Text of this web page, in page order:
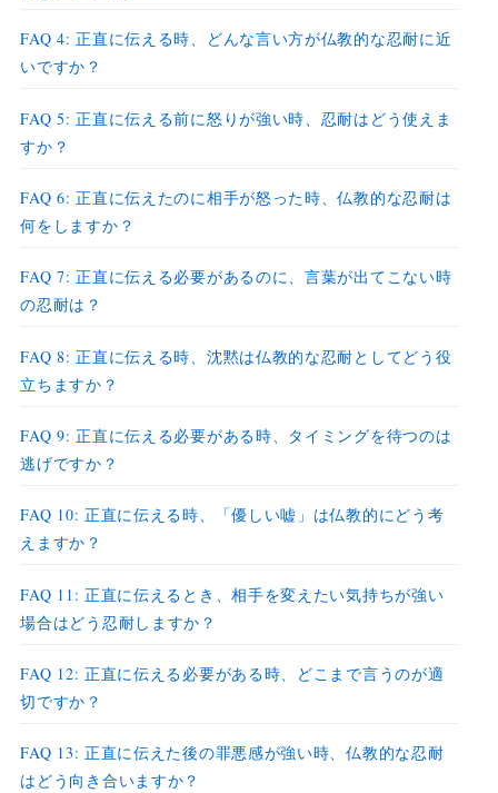
FAQ 4: 正直に伝える時、どんな言い方が仏教的な忍耐に近
いですか？
FAQ 5: 正直に伝える前に怒りが強い時、忍耐はどう使えま
すか？
FAQ 6: 正直に伝えたのに相手が怒った時、仏教的な忍耐は
何をしますか？
FAQ 7: 正直に伝える必要があるのに、言葉が出てこない時
の忍耐は？
FAQ 8: 正直に伝える時、沈黙は仏教的な忍耐としてどう役
立ちますか？
FAQ 9: 正直に伝える必要がある時、タイミングを待つのは
逃げですか？
FAQ 10: 正直に伝える時、「優しい嘘」は仏教的にどう考
えますか？
FAQ 11: 正直に伝えるとき、相手を変えたい気持ちが強い
場合はどう忍耐しますか？
FAQ 12: 正直に伝える必要がある時、どこまで言うのが適
切ですか？
FAQ 13: 正直に伝えた後の罪悪感が強い時、仏教的な忍耐
はどう向き合いますか？